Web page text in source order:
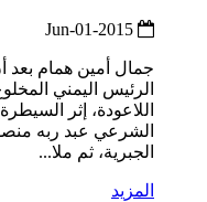
جمال أمين همام بعد
الرئيس اليمني
اللاعودة، إثر
الشرعي عبد ربه
الجبرية، ثم ملا...
المزيد